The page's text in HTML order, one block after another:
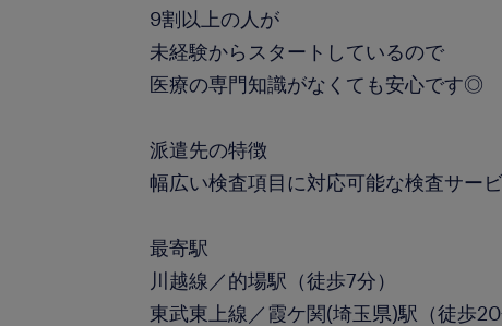
9割以上の人が
未経験からスタートしているので
医療の専門知識がなくても安心です◎
派遣先の特徴
幅広い検査項目に対応可能な検査サー
最寄駅
川越線／的場駅（徒歩7分）
東武東上線／霞ケ関(埼玉県)駅（徒歩20